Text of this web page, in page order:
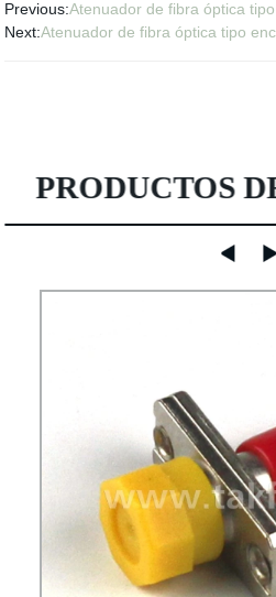
Previous:Atenuador de fibra óptica
Next:Atenuador de fibra óptica tipo
PRODUCTOS